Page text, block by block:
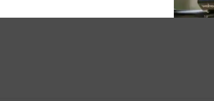
Goed zadel, of het voor mij gemaakt is. Eerste 350 km in 3 dagen